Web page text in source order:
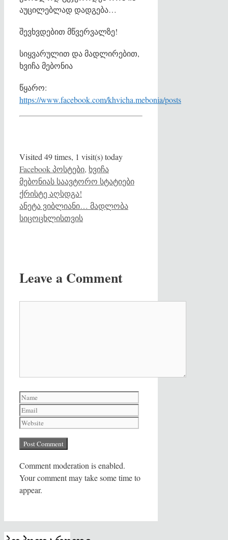
აუცილებლად დადგება…
შევხვდებით მწვერვალზე!
სიყვარულით და მადლირებით,
ხვიჩა მებონია
წყარო:
https://www.facebook.com/khvicha.mebonia/posts
Visited 49 times, 1 visit(s) today
Categories
Facebook პოსტები, ხვიჩა
მებონიას საავტორო სტატიები
ქრისტე აღსდგა!
ანეტა ვიბლიანი… მადლობა
სიცოცხლისთვის
Leave a Comment
Name
Comment moderation is enabled.
Your comment may take some time to
appear.